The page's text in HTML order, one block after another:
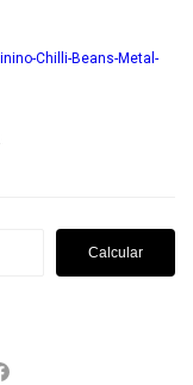
Calcular